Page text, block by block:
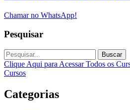
Chamar no WhatsApp!
Pesquisar
Buscar
Clique Aqui para Acessar Todos os
Cursos
Categorias